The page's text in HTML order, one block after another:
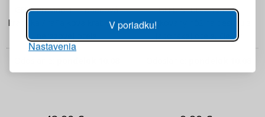
V poriadku!
Nastavenia
GEFU Provido 1 l - obedová
krabička / raňajková krabička z
GEFU STULLE 12 cm -
zúbkovaný nôž na desiatu z
japonskej ocele, čierny
PRIHLÁSIŤ SA